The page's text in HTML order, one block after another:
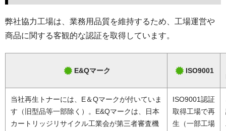
弊社協力工場は、業務用品質を維持するため、工場運営や
商品に関する客観的な認証を取得しています。
E&Qマーク ISO9001
当社再生トナーには、E＆Qマークが付いていま
す（旧型品等一部除く）。E&Qマークは、日本
カートリッジリサイクル工業会が第三者審査機
ISO9001認証
取得工場で再
生（一部工場